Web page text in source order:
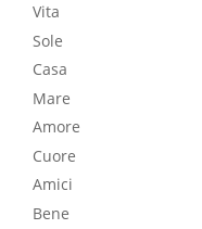
Vita
Sole
Casa
Mare
Amore
Cuore
Amici
Bene